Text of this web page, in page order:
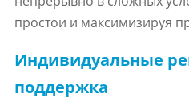
простои и максимизируя
Индивидуальные
поддержка